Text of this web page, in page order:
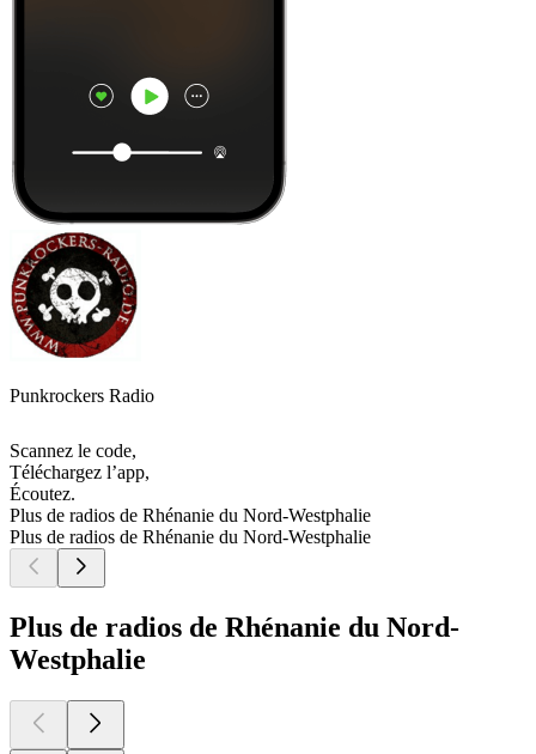
Punkrockers Radio
Scannez le code,
Téléchargez l’app,
Écoutez.
Plus de radios de Rhénanie du Nord-Westphalie
Plus de radios de Rhénanie du Nord-Westphalie
Plus de radios de Rhénanie du Nord-
Westphalie